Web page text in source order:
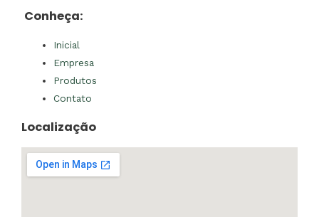
Conheça:
Inicial
Empresa
Produtos
Contato
Localização